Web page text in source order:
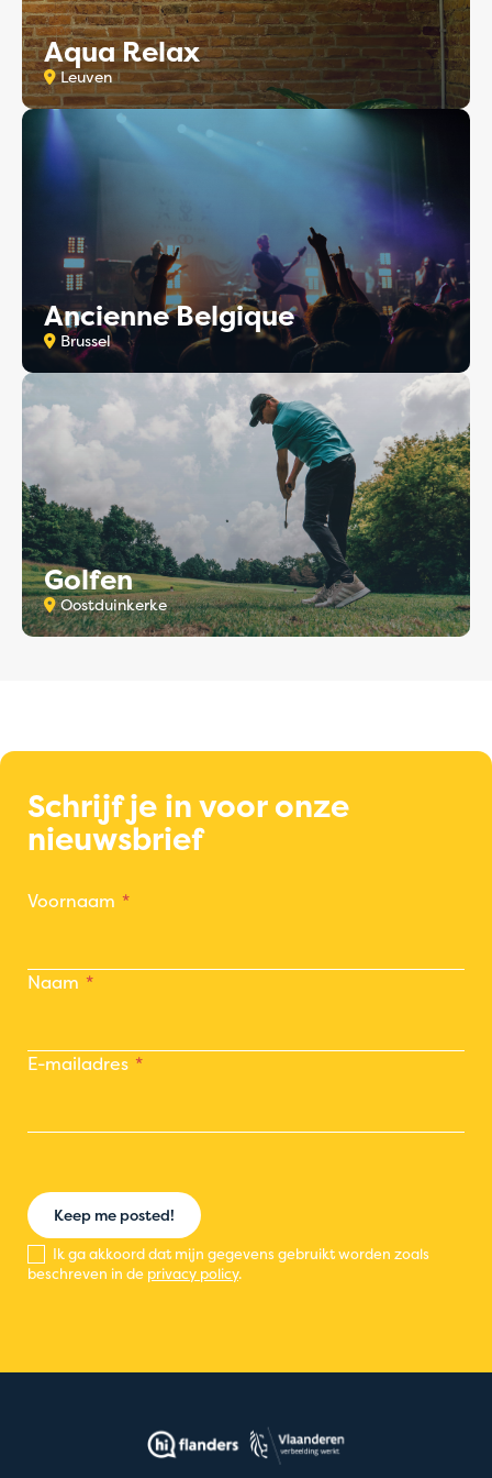
Aqua Relax
Leuven
Ancienne Belgique
Brussel
Golfen
Oostduinkerke
Schrijf je in voor onze
nieuwsbrief
Voornaam
Naam
E-mailadres
Keep me posted!
Ik ga akkoord dat mijn gegevens gebruikt worden zoals
beschreven in de privacy policy.